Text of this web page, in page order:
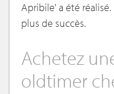
Apribile' a été
plus de succès.
Achetez
oldtimer